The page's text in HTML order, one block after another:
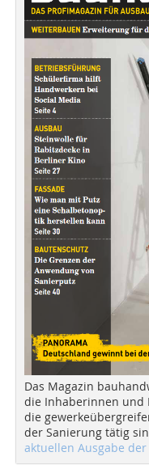
Das Magazin
die Inhaberinnen und
die
der Sanierung tätig
aktuellen Ausgabe